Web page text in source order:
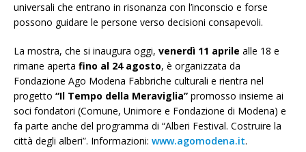
universali che entrano in risonanza con l’inconscio e forse
possono guidare le persone verso decisioni consapevoli.
La mostra, che si inaugura oggi, venerdì 11 aprile alle 18 e
rimane aperta fino al 24 agosto, è organizzata da
Fondazione Ago Modena Fabbriche culturali e rientra nel
progetto “Il Tempo della Meraviglia” promosso insieme ai
soci fondatori (Comune, Unimore e Fondazione di Modena) e
fa parte anche del programma di “Alberi Festival. Costruire la
città degli alberi”. Informazioni: www.agomodena.it.